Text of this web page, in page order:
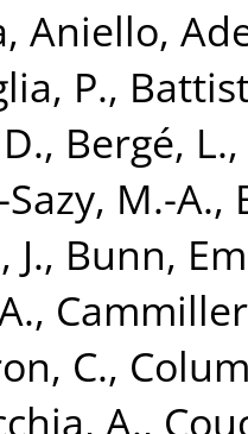
Aniello,
P.,
, Bergé, L.,
M.-A.,
J., Bunn,
,
C.,
A.,